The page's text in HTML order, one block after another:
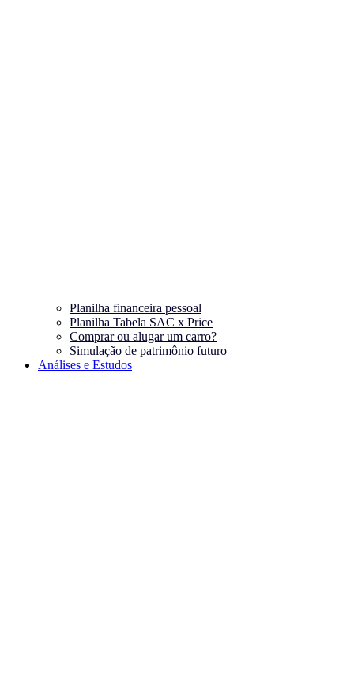
Planilha financeira pessoal
Planilha Tabela SAC x Price
Comprar ou alugar um carro?
Simulação de patrimônio futuro
Análises e Estudos